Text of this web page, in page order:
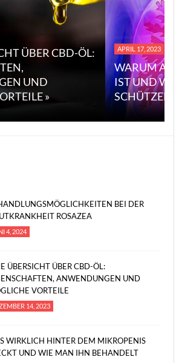
ÜBER CBD-ÖL:
UND
»
APRIL 17, 2023
WARUM
IST UND
SCHÜTZEN
BEI DER
ROSAZEA
4, 2024
ÜBERSICHT ÜBER CBD-ÖL:
ANWENDUNGEN UND
VORTEILE
14, 2023
WIRKLICH HINTER DEM MIKROPENIS
UND WIE MAN IHN BEHANDELT